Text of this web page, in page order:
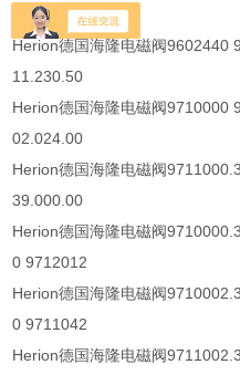
0 9602340
Herion德国海隆电磁阀9602440
11.230.50
Herion德国海隆电磁阀9710000
02.024.00
Herion德国海隆电磁阀
39.000.00
Herion德国海隆电磁阀
0 9712012
Herion德国海隆电磁阀
0 9711042
Herion德国海隆电磁阀